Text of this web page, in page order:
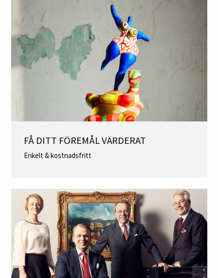
FÅ DITT FÖREMÅL VÄRDERAT
Enkelt & kostnadsfritt